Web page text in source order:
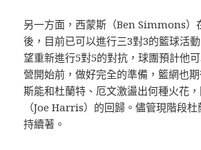
另一方面，西蒙斯（Ben Simmons）
後，目前已可以進行三3對3的籃球活
望重新進行5對5的對抗，球團預計他
營開始前，做好完全的準備，籃網也
斯能和杜蘭特、厄文激盪出何種火花
（Joe Harris）的回歸。儘管現階段
持續著。